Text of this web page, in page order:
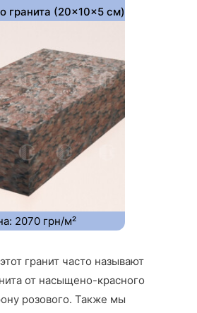
гранита (20×10×5 см)
2070 грн/м²
гранит часто называют
от насыщено-красного
розового. Также мы